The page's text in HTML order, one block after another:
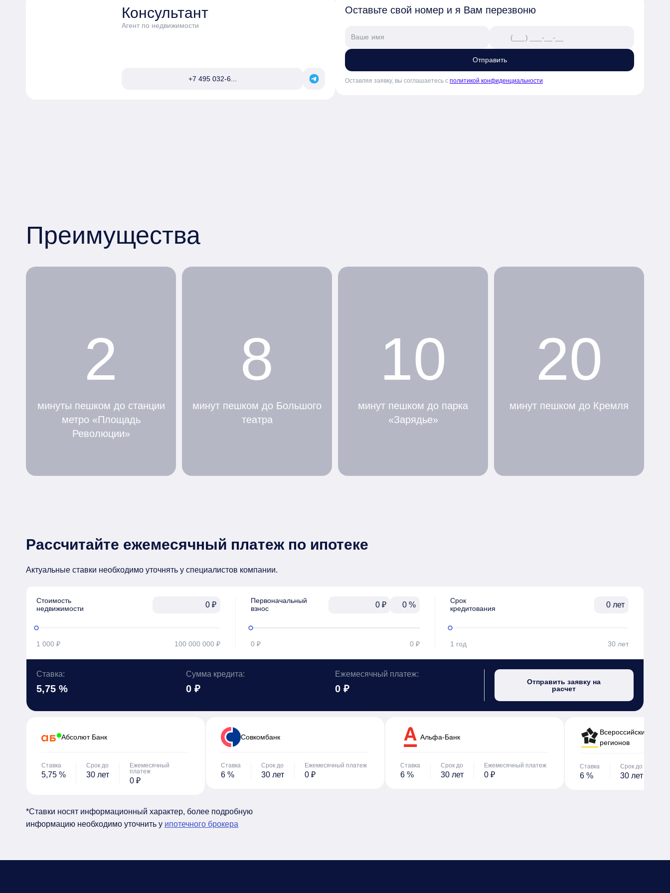
Консультант
Агент по недвижимости
+7 495 032-6...
Оставьте свой номер и я Вам перезвоню
Отправить
Оставляя заявку, вы соглашаетесь с политикой конфиденциальности
Преимущества
2
минуты пешком до станции
метро «Площадь
Революции»
8
минут пешком до Большого
театра
10
минут пешком до парка
«Зарядье»
20
минут пешком до Кремля
Рассчитайте ежемесячный платеж по ипотеке
Актуальные ставки необходимо уточнять у специалистов компании.
Стоимость
недвижимости
₽
1 000 ₽ 100 000 000 ₽
Первоначальный
взнос
₽ %
0 ₽ 0 ₽
Срок
кредитования
лет
1 год 30 лет
Ставка:
5,75 %
Сумма кредита:
0 ₽
Ежемесячный платеж:
0 ₽
Отправить заявку на
расчет
Абсолют Банк
Ставка
5,75 %
Срок до
30 лет
Ежемесячный
платеж
0 ₽
Cовкомбанк
Ставка
6 %
Срок до
30 лет
Ежемесячный платеж
0 ₽
Альфа-Банк
Ставка
6 %
Срок до
30 лет
Ежемесячный платеж
0 ₽
Всероссийский банк
регионов
Ставка
6 %
Срок до
30 лет
*Ставки носят информационный характер, более подробную
информацию необходимо уточнить у ипотечного брокера